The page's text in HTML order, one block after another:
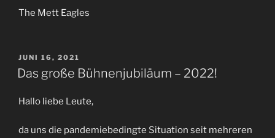
The Mett Eagles
VERÖFFENTLICHT
AM
JUNI 16, 2021
Das große Bühnenjubiläum – 2022!
Hallo liebe Leute,
da uns die pandemiebedingte Situation seit mehreren